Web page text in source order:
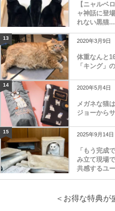
【ニャルベ
ャ神話に登
れない黒猫...
13 2020年3月9日
体重なんと
「キング」
14 2020年5月4日
メガネな猫
ジョーから
15 2025年9月14日
「もう完成
み立て現場
共感するユ
＜お得な特典が